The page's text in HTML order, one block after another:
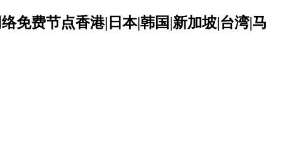
免费节点香港|日本|韩国|新加坡|台湾|马